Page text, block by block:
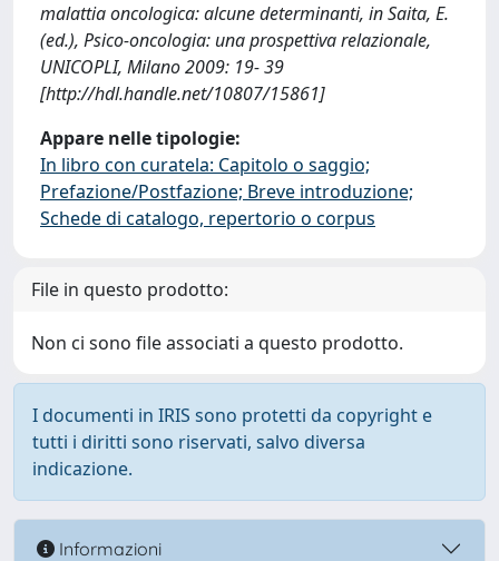
malattia oncologica: alcune determinanti, in Saita, E.
(ed.), Psico-oncologia: una prospettiva relazionale,
UNICOPLI, Milano 2009: 19- 39
[http://hdl.handle.net/10807/15861]
Appare nelle tipologie:
In libro con curatela: Capitolo o saggio;
Prefazione/Postfazione; Breve introduzione;
Schede di catalogo, repertorio o corpus
File in questo prodotto:
Non ci sono file associati a questo prodotto.
I documenti in IRIS sono protetti da copyright e
tutti i diritti sono riservati, salvo diversa
indicazione.
Informazioni